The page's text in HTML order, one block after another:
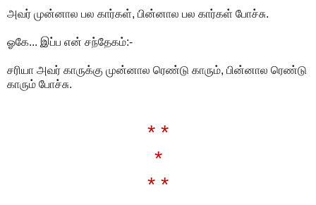
அவர் முன்னால பல கார்கள், பின்னால பல கார்கள் போச்சு.
ஓகே... இப்ப என் சந்தேகம்:-
சரியா அவர் காருக்கு முன்னால ரெண்டு காரும், பின்னால ரெண்டு
காரும் போச்சு.
* *
*
* *